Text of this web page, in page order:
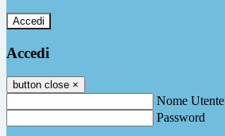
Accedi
Accedi
button close ×
Nome Utente
Password